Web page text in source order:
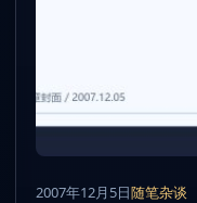
2007年12月5日随笔杂谈